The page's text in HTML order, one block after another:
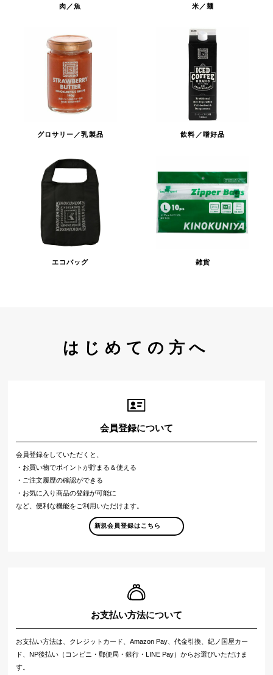
肉／魚 米／麺
グロサリー／乳製品 飲料／嗜好品
エコバッグ 雑貨
はじめての方へ
会員登録について
会員登録をしていただくと、
・お買い物でポイントが貯まる＆使える
・ご注文履歴の確認ができる
・お気に入り商品の登録が可能に
など、便利な機能をご利用いただけます。
新規会員登録はこちら
お支払い方法について
お支払い方法は、クレジットカード、Amazon Pay、代金引換、紀ノ国屋カー
ド、NP後払い（コンビニ・郵便局・銀行・LINE Pay）からお選びいただけま
す。